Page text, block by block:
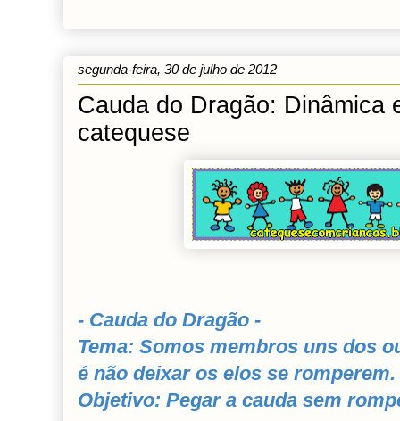
segunda-feira, 30 de julho de 2012
Cauda do Dragão: Dinâmica
catequese
- Cauda do Dragão -
Tema: Somos membros uns dos
é não deixar os elos se romperem.
Objetivo: Pegar a cauda sem